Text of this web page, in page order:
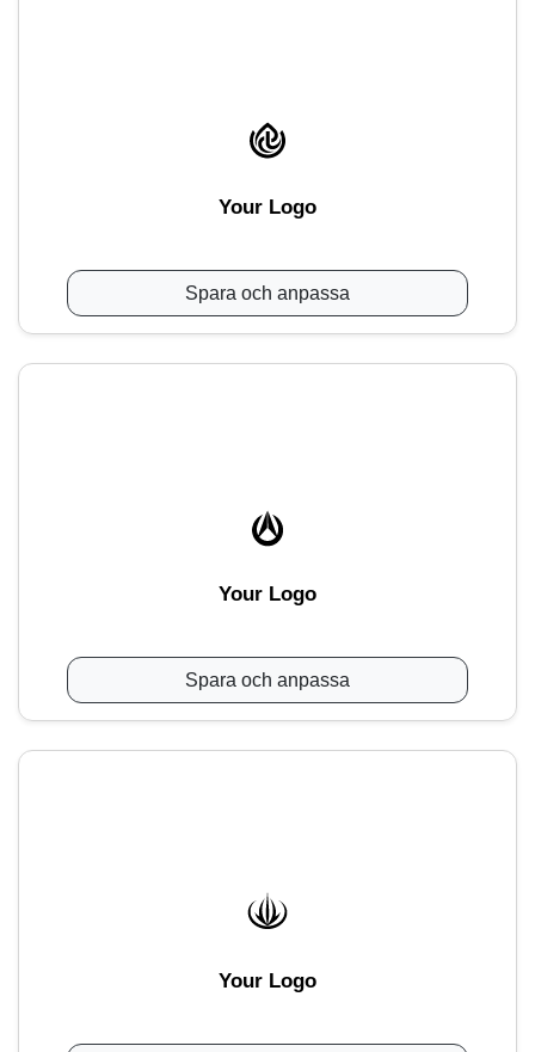
Your Logo
Spara och anpassa
Your Logo
Spara och anpassa
Your Logo